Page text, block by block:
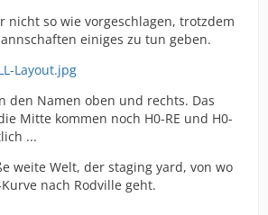
nicht so wie vorgeschlagen, trotzdem
einiges zu tun geben.
Layout.jpg
den Namen oben und rechts. Das
Mitte kommen noch H0-RE und H0-
...
weite Welt, der staging yard, von wo
nach Rodville geht.